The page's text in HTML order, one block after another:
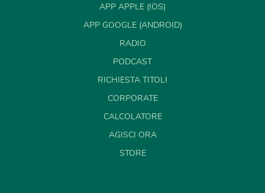
APP APPLE (IOS)
APP GOOGLE (ANDROID)
RADIO
PODCAST
RICHIESTA TITOLI
CORPORATE
CALCOLATORE
AGISCI ORA
STORE